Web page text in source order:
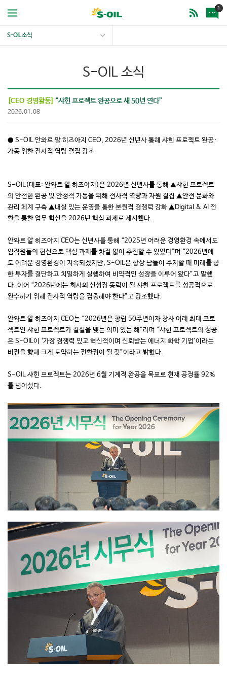
1
S-OIL 소식
S-OIL 소식
[CEO 경영활동] “샤힌 프로젝트 완공으로 새 50년 연다”
2026.01.08
● S-OIL 안와르 알 히즈아지 CEO, 2026년 신년사 통해 샤힌 프로젝트 완공·
가동 위한 전사적 역량 결집 강조
S-OIL(대표: 안와르 알 히즈아지)은 2026년 신년사를 통해 ▲샤힌 프로젝트
의 안전한 완공 및 안정적 가동을 위해 전사적 역량과 자원 결집 ▲안전 문화와
관리 체계 구축 ▲내실 있는 운영을 통한 본원적 경쟁력 강화 ▲Digital & AI 전
환을 통한 업무 혁신을 2026년 핵심 과제로 제시했다.
안와르 알 히즈아지 CEO는 신년사를 통해 “2025년 어려운 경영환경 속에서도
임직원들의 헌신으로 핵심 과제를 차질 없이 추진할 수 있었다”며 “2026년에
도 어려운 경영환경이 지속되겠지만, S-OIL은 항상 남들이 주저할 때 미래를 향
한 투자를 결단하고 치밀하게 실행하여 비약적인 성장을 이루어 왔다”고 말했
다. 이어 “2026년에는 회사의 신성장 동력이 될 샤힌 프로젝트를 성공적으로
완수하기 위해 전사적 역량을 집중해야 한다”고 강조했다.
안와르 알 히즈아지 CEO는 “2026년은 창립 50주년이자 창사 이래 최대 프로
젝트인 샤힌 프로젝트가 결실을 맺는 의미 있는 해”라며 “샤힌 프로젝트의 성공
은 S-OIL이 ‘가장 경쟁력 있고 혁신적이며 신뢰받는 에너지 화학 기업’이라는
비전을 향해 크게 도약하는 전환점이 될 것”이라고 밝혔다.
S-OIL 샤힌 프로젝트는 2026년 6월 기계적 완공을 목표로 현재 공정률 92%
를 넘어섰다.